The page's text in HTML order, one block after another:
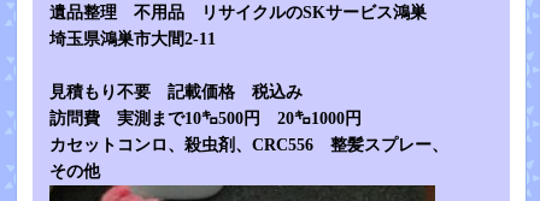
遺品整理 不用品 リサイクルのSKサービス鴻巣
埼玉県鴻巣市大間2-11
見積もり不要 記載価格 税込み
訪問費 実測まで10㌔500円 20㌔1000円
カセットコンロ、殺虫剤、CRC556 整髪スプレー、
その他